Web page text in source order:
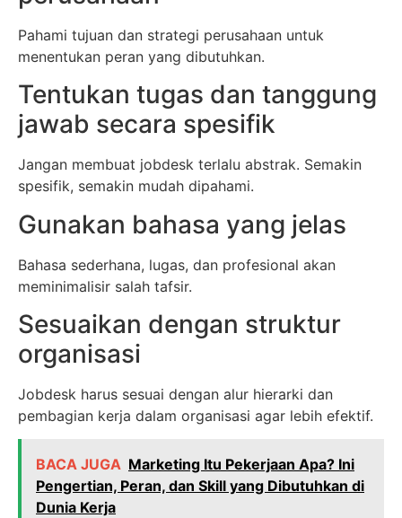
Pahami tujuan dan strategi perusahaan untuk
menentukan peran yang dibutuhkan.
Tentukan tugas dan tanggung
jawab secara spesifik
Jangan membuat jobdesk terlalu abstrak. Semakin
spesifik, semakin mudah dipahami.
Gunakan bahasa yang jelas
Bahasa sederhana, lugas, dan profesional akan
meminimalisir salah tafsir.
Sesuaikan dengan struktur
organisasi
Jobdesk harus sesuai dengan alur hierarki dan
pembagian kerja dalam organisasi agar lebih efektif.
BACA JUGA Marketing Itu Pekerjaan Apa? Ini
Pengertian, Peran, dan Skill yang Dibutuhkan di
Dunia Kerja